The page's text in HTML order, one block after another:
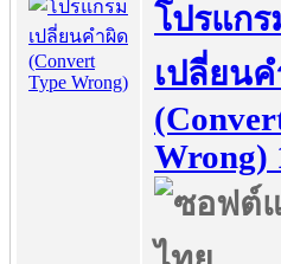
โปรแกร
เปลี่ยน
Wrong)